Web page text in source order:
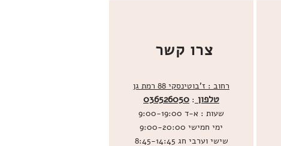
צרו קשר
רחוב : ז'בוטינסקי 88 רמת גן
טלפון :
036526050
שעות : א-ד 9:00-19:00
ימי חמישי 9:00-20:00
שישי וערבי חג 8:45-14:45